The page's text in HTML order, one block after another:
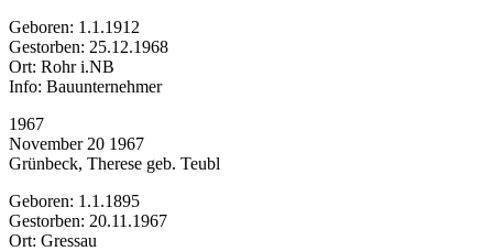
Geboren: 1.1.1912
Gestorben: 25.12.1968
Ort: Rohr i.NB
Info: Bauunternehmer
1967
November 20 1967
Grünbeck, Therese geb. Teubl
Geboren: 1.1.1895
Gestorben: 20.11.1967
Ort: Gressau